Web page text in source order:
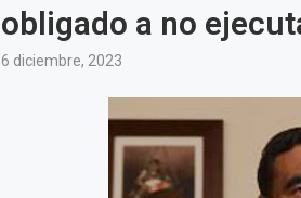
obligado a no
6 diciembre, 2023